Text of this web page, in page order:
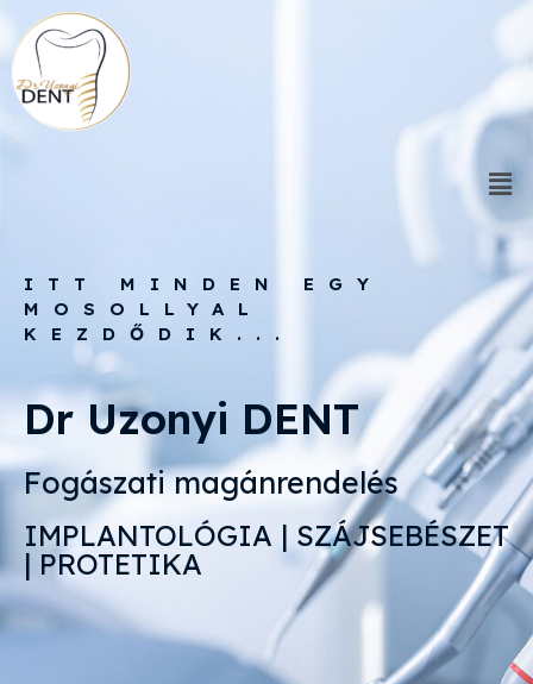
ITT MINDEN EGY
MOSOLLYAL
KEZDŐDIK...
Dr Uzonyi DENT
Fogászati magánrendelés
IMPLANTOLÓGIA | SZÁJSEBÉSZET
| PROTETIKA